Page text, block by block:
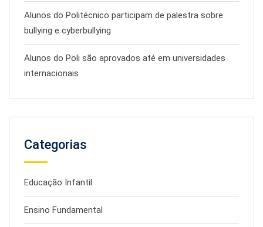
Alunos do Politécnico participam de palestra sobre
bullying e cyberbullying
Alunos do Poli são aprovados até em universidades
internacionais
Categorias
Educação Infantil
Ensino Fundamental